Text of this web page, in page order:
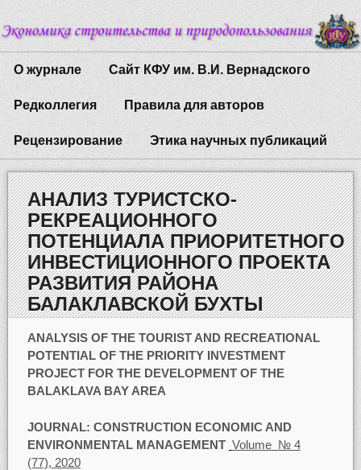
О журнале Сайт КФУ им. В.И. Вернадского
Редколлегия Правила для авторов
Рецензирование Этика научных публикаций
АНАЛИЗ ТУРИСТСКО-
РЕКРЕАЦИОННОГО
ПОТЕНЦИАЛА ПРИОРИТЕТНОГО
ИНВЕСТИЦИОННОГО ПРОЕКТА
РАЗВИТИЯ РАЙОНА
БАЛАКЛАВСКОЙ БУХТЫ
ANALYSIS OF THE TOURIST AND RECREATIONAL
POTENTIAL OF THE PRIORITY INVESTMENT
PROJECT FOR THE DEVELOPMENT OF THE
BALAKLAVA BAY AREA
JOURNAL: CONSTRUCTION ECONOMIC AND
ENVIRONMENTAL MANAGEMENT Volume № 4
(77), 2020